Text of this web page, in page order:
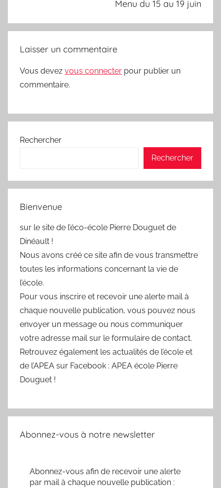
Menu du 15 au 19 juin
Laisser un commentaire
Vous devez vous connecter pour publier un
commentaire.
Rechercher
Rechercher
Bienvenue
sur le site de l’éco-école Pierre Douguet de
Dinéault !
Nous avons créé ce site afin de vous transmettre
toutes les informations concernant la vie de
l’école.
Pour vous inscrire et recevoir une alerte mail à
chaque nouvelle publication, vous pouvez nous
envoyer un message ou nous communiquer
votre adresse mail sur le formulaire de contact.
Retrouvez également les actualités de l’école et
de l’APEA sur Facebook : APEA école Pierre
Douguet !
Abonnez-vous à notre newsletter
Abonnez-vous afin de recevoir une alerte
par mail à chaque nouvelle publication :